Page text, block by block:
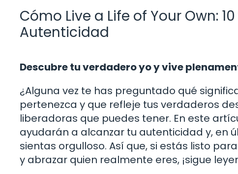
Cómo Live a Life of Your Own:
Autenticidad
Descubre tu verdadero yo y vive
¿Alguna vez te has preguntado qué
pertenezca y que refleje tus verdaderos
liberadoras que puedes tener. En este
ayudarán a alcanzar tu autenticidad y, en
sientas orgulloso. Así que, si estás listo
y abrazar quien realmente eres, ¡sigue